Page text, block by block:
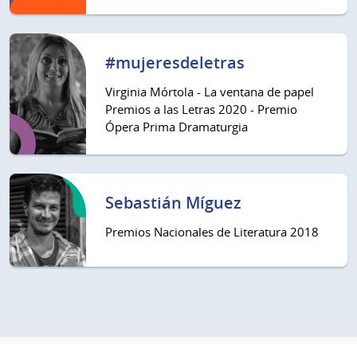
#mujeresdeletras
Virginia Mórtola - La ventana de papel
Premios a las Letras 2020 - Premio
Ópera Prima Dramaturgia
Sebastián Míguez
Premios Nacionales de Literatura 2018